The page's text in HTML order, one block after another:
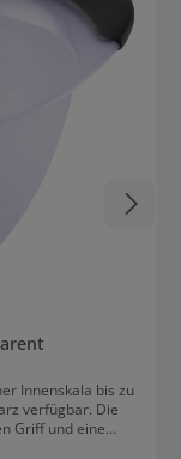
Innenskala bis zu
verfügbar. Die
Griff und eine